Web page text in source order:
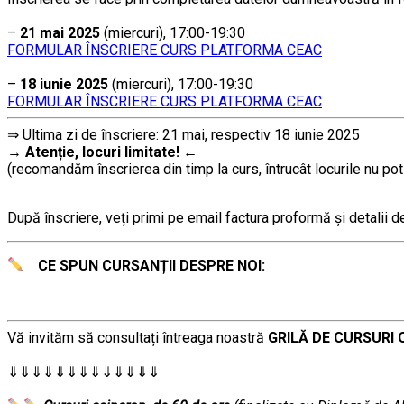
– 21 mai 2025 (miercuri), 17:00-19:30
FORMULAR ÎNSCRIERE CURS PLATFORMA CEAC
– 18 iunie 2025 (miercuri), 17:00-19:30
FORMULAR ÎNSCRIERE CURS PLATFORMA CEAC
⇒ Ultima zi de înscriere: 21 mai, respectiv 18 iunie 2025
→ Atenție, locuri limitate! ←
(recomandăm înscrierea din timp la curs, întrucât locurile nu
După înscriere, veți primi pe email factura proformă și detalii
CE SPUN CURSANȚII DESPRE NOI:
Vă invităm să consultați întreaga noastră GRILĂ DE CURSURI
⇓⇓⇓⇓⇓⇓⇓⇓⇓⇓⇓⇓⇓